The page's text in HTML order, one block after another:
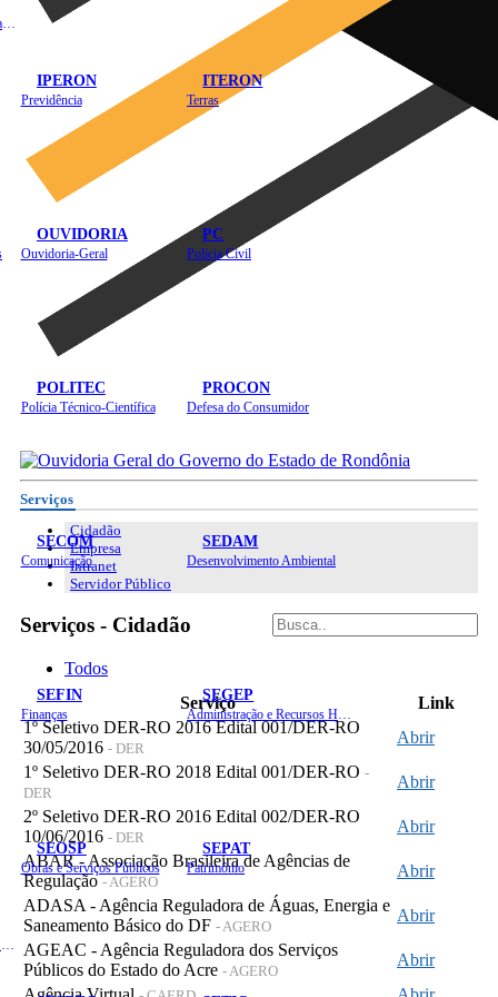
IPERON
Previdência
ITERON
Terras
OUVIDORIA
Ouvidoria-Geral
PC
Polícia Civil
POLITEC
Polícia Técnico-Científica
PROCON
Defesa do Consumidor
SECOM
Comunicação
SEDAM
Desenvolvimento Ambiental
SEFIN
Finanças
SEGEP
SEOSP
Obras e Serviços Públicos
SEPAT
Patrimônio
Serviços
Cidadão
Empresa
Intranet
Servidor Público
Serviços - Cidadão
Todos
Serviço
Link
1º Seletivo DER-RO 2016 Edital 001/DER-RO
30/05/2016 - DER
Abrir
1º Seletivo DER-RO 2018 Edital 001/DER-RO -
DER
Abrir
2º Seletivo DER-RO 2016 Edital 002/DER-RO
10/06/2016 - DER
Abrir
ABAR - Associação Brasileira de Agências de
Regulação- AGERO
Abrir
ADASA - Agência Reguladora de Águas, Energia e
Saneamento Básico do DF - AGERO
Abrir
AGEAC - Agência Reguladora dos Serviços
Públicos do Estado do Acre - AGERO
Abrir